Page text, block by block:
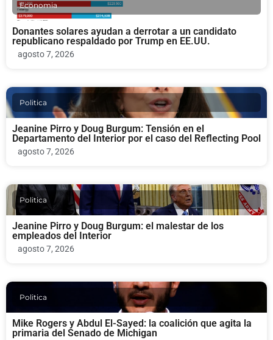
Economia
Donantes solares ayudan a derrotar a un candidato
republicano respaldado por Trump en EE.UU.
agosto 7, 2026
Politica
Jeanine Pirro y Doug Burgum: Tensión en el
Departamento del Interior por el caso del Reflecting Pool
agosto 7, 2026
Politica
Jeanine Pirro y Doug Burgum: el malestar de los
empleados del Interior
agosto 7, 2026
Politica
Mike Rogers y Abdul El-Sayed: la coalición que agita la
primaria del Senado de Michigan